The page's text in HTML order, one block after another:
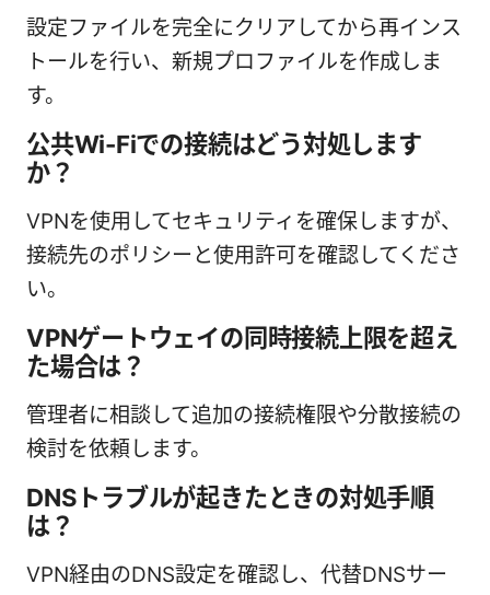
設定ファイルを完全にクリアしてから再インス
トールを行い、新規プロファイルを作成しま
す。
公共Wi-Fiでの接続はどう対処します
か？
VPNを使用してセキュリティを確保しますが、
接続先のポリシーと使用許可を確認してくださ
い。
VPNゲートウェイの同時接続上限を超え
た場合は？
管理者に相談して追加の接続権限や分散接続の
検討を依頼します。
DNSトラブルが起きたときの対処手順
は？
VPN経由のDNS設定を確認し、代替DNSサー